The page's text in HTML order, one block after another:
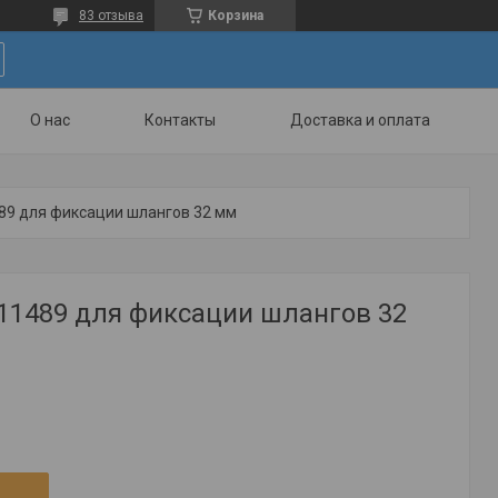
Корзина
83 отзыва
О нас Контакты Доставка и оплата
для фиксации шлангов 32 мм
для фиксации шлангов 32